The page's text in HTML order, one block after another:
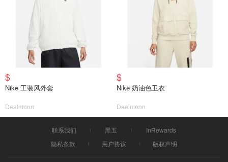
$
Nike 工装风外套
Dealmoon
$
Nike 奶油色卫衣
Dealmoon
联系我们 黑五
InRewards
隐私条款
用户协议 版权声明